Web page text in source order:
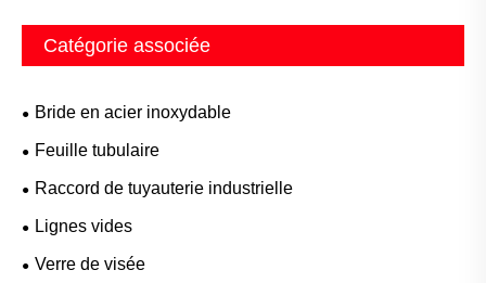
Catégorie associée
Bride en acier inoxydable
Feuille tubulaire
Raccord de tuyauterie industrielle
Lignes vides
Verre de visée